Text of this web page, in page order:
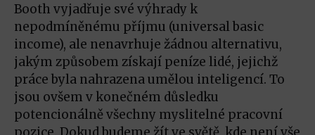
Booth vyjadřuje své výhrady k
nepodmíněnému příjmu (universal basic
income), ale nenavrhuje žádnou alternativu,
jakým způsobem získají peníze lidé, jejichž
práce byla nahrazena umělou inteligencí. To
jsou ovšem v konečném důsledku
potencionálně všechny myslitelné pracovní